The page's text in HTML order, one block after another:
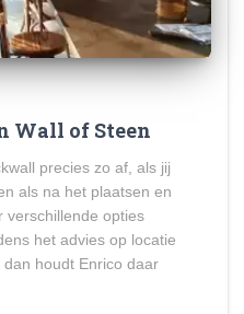
Wall of Steen
precies zo af, als jij
als na het plaatsen en
verschillende opties
het advies op locatie
houdt Enrico daar